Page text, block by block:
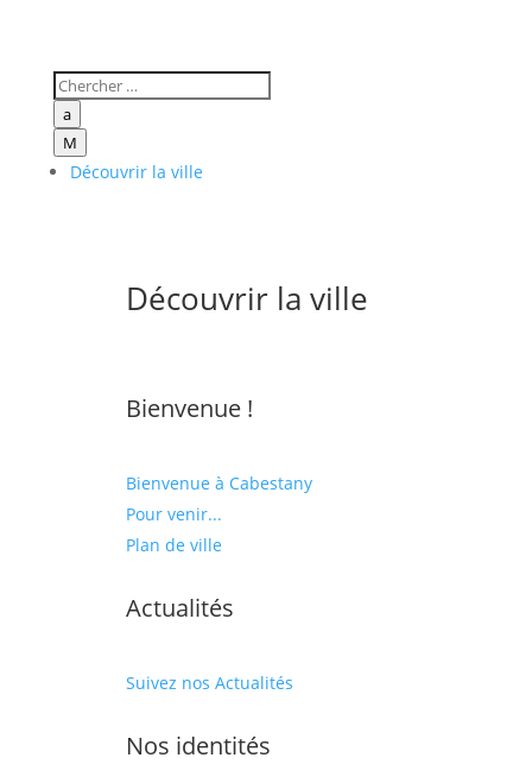
a
M
Découvrir la ville
Découvrir la ville
Bienvenue !
Bienvenue à Cabestany
Pour venir...
Plan de ville
Actualités
Suivez nos Actualités
Nos identités